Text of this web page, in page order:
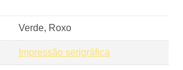
Verde, Roxo
Impressão serigráfica